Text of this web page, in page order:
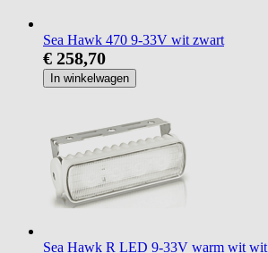
Sea Hawk 470 9-33V wit zwart
€ 258,70
In winkelwagen
Sea Hawk R LED 9-33V warm wit wit